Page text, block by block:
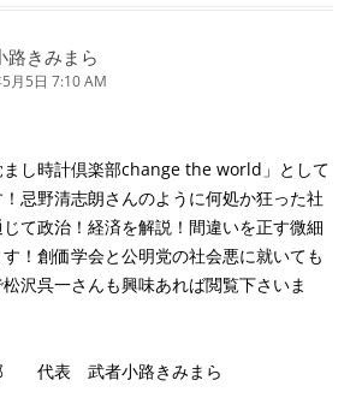
路きみまら
月5日 7:10 AM
まし時計倶楽部change the world」として
忌野清志朗さんのように何処か狂った社
て政治！経済を解説！間違いを正す微細
！創価学会と公明党の社会悪に就いても
沢呉一さんも興味あれば閲覧下さいま
代表 武者小路きみまら